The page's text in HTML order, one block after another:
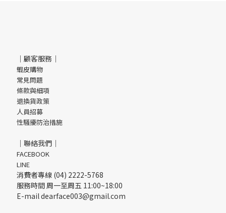
｜顧客服務｜
蝦皮購物
常見問題
條款與細項
退換貨政策
人員招募
性騷擾防治措施
｜聯絡我們｜
FACEBOOK
LINE
消費者專線 (04) 2222-5768
服務時間 周一至周五 11:00~18:00
E-mail dearface003@gmail.com